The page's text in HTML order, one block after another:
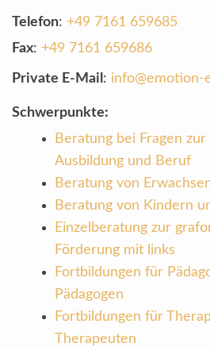
Telefon: +49 7161 659685
Fax: +49 7161 659686
Private E-Mail : info@emotion-
Schwerpunkte:
Beratung bei Fragen
Ausbildung und Beruf
Beratung von
Beratung von Kindern
Einzelberatung zur
Förderung mit links
Fortbildungen für
Pädagogen
Fortbildungen für
Therapeuten